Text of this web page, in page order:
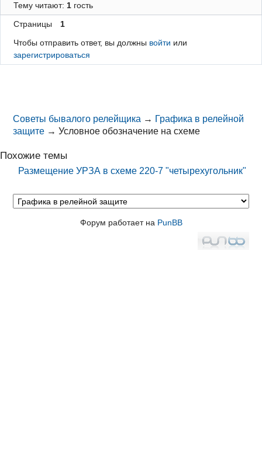
Тему читают: 1гость
Страницы
1
Чтобы отправить ответ, вы должны войти или
зарегистрироваться
Советы бывалого релейщика → Графика в релейной
защите →Условное обозначение на схеме
Похожие темы
Размещение УРЗА в схеме 220-7 "четырехугольник"
Форум работает на PunBB